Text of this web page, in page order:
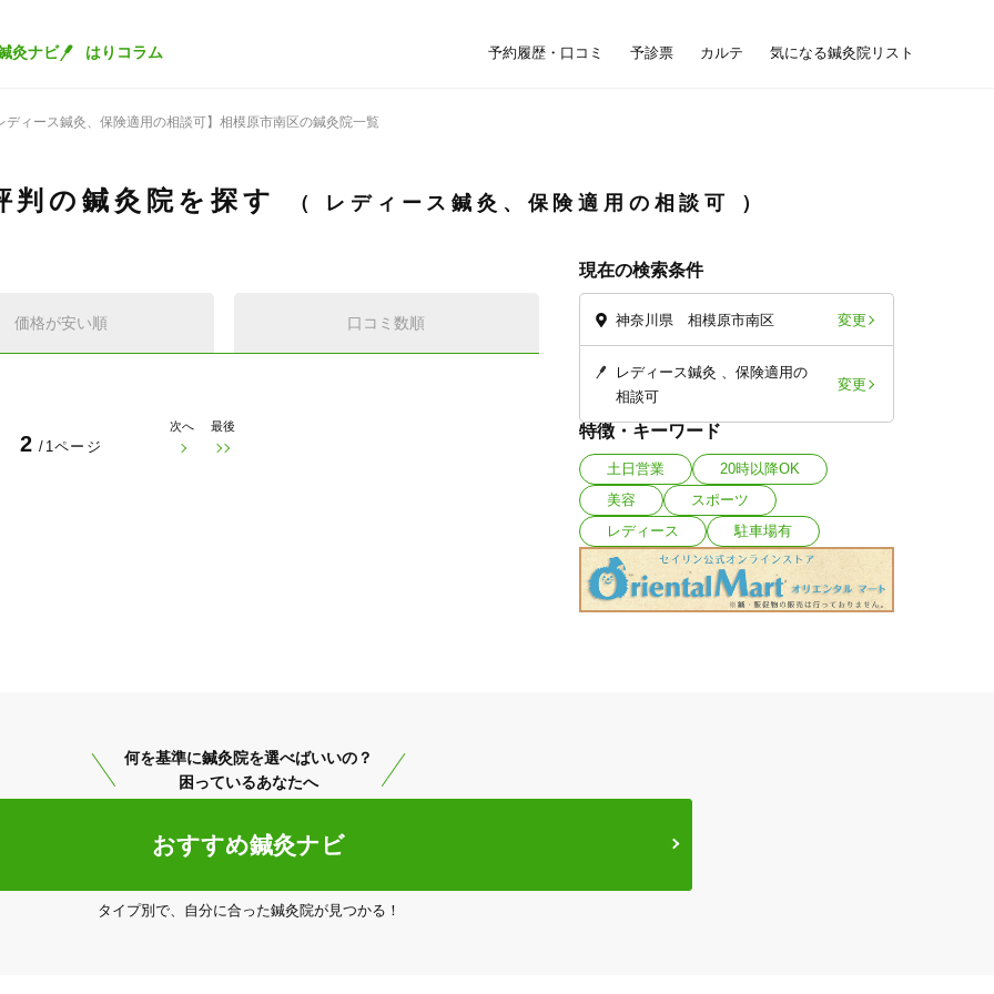
灸ナビ はりコラム 予約履歴・口コミ 予診票 カルテ 気になる鍼灸院リスト
ディース鍼灸、保険適用の相談可】相模原市南区の鍼灸院一覧
判の鍼灸院を探す レディース鍼灸、保険適用の相談可
現在の検索条件
神奈川県 相模原市南区 変更
レディース鍼灸
保険適用の
相談可
変更
特徴・キーワード
土日営業
20時以降OK
美容
スポーツ
レディース
駐車場有
価格が安い順 口コミ数順
2 /1ページ
次へ 最後
何を基準に鍼灸院を選べばいいの？
困っているあなたへ
おすすめ鍼灸ナビ
タイプ別で、自分に合った鍼灸院が見つかる！